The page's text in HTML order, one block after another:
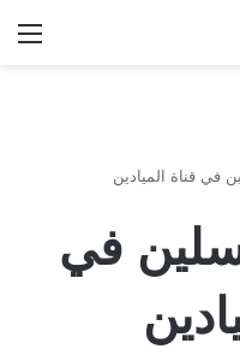
في قناة الميادين
في